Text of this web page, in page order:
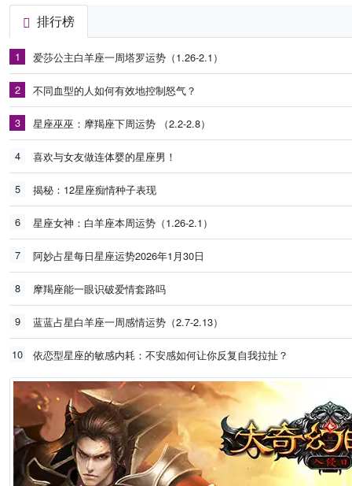
排行榜
1 爱莎公主白羊座一周塔罗运势（1.26-2.1）
2 不同血型的人如何有效地控制怒气？
3 星座巫巫：摩羯座下周运势 （2.2-2.8）
4 喜欢与女友做连体婴的星座男！
5 揭秘：12星座痴情种子表现
6 星座女神：白羊座本周运势（1.26-2.1）
7 阿妙占星每日星座运势2026年1月30日
8 摩羯座能一眼识破爱情套路吗
9 蓝蓝占星白羊座一周感情运势（2.7-2.13）
10 依恋型星座的敏感内耗：不安感如何让你反复自我拉扯？